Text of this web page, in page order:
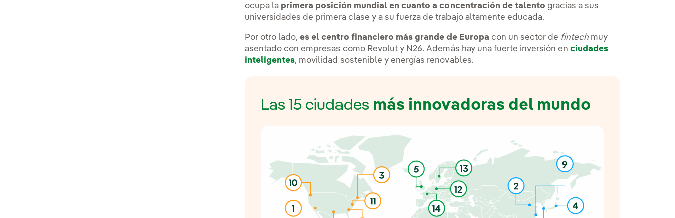
ocupa la primera posición mundial en cuanto a concentración de talento gracias a sus
universidades de primera clase y a su fuerza de trabajo altamente educada.
Por otro lado,es el centro financiero más grande de Europa con un sector de fintech muy
asentado con empresas como Revolut y N26. Además hay una fuerte inversión enciudades
inteligentes, movilidad sostenible y energías renovables.
Las 15 ciudades más innovadoras del mundo